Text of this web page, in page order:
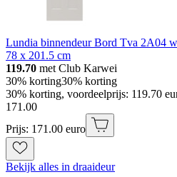
Lundia binnendeur Bord Tva 2A04
78 x 201.5 cm
119.70 met Club Karwei
30% korting30% korting
30% korting, voordeelprijs: 119.70
171 .00
Prijs: 171.00 euro
Bekijk alles in draaideur